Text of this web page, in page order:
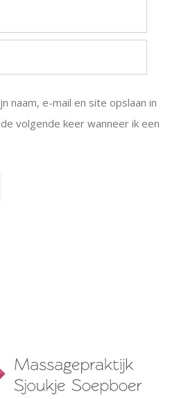
naam, e-mail en site opslaan in
volgende keer wanneer ik een